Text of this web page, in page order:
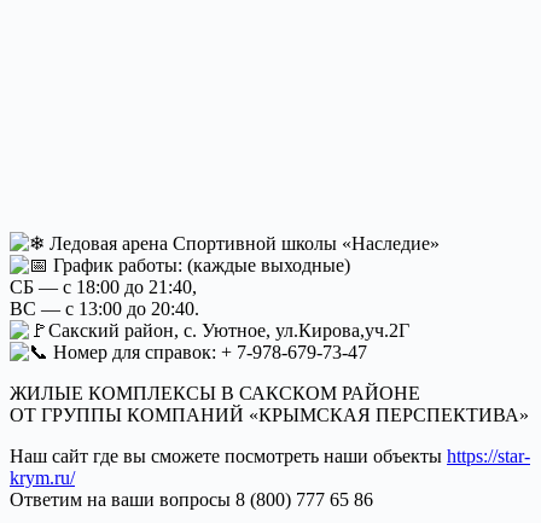
Ледовая арена Спортивной школы «Наследие»
График работы: (каждые выходные)
СБ — с 18:00 до 21:40,
ВС — с 13:00 до 20:40.
Сакский район, c. Уютное, ул.Кирова,уч.2Г
Номер для справок: + 7-978-679-73-47
ЖИЛЫЕ КОМПЛЕКСЫ В САКСКОМ РАЙОНЕ
ОТ ГРУППЫ КОМПАНИЙ «КРЫМСКАЯ ПЕРСПЕКТИВА»
Наш сайт где вы сможете посмотреть наши объекты https://star-
krym.ru/
Ответим на ваши вопросы 8 (800) 777 65 86